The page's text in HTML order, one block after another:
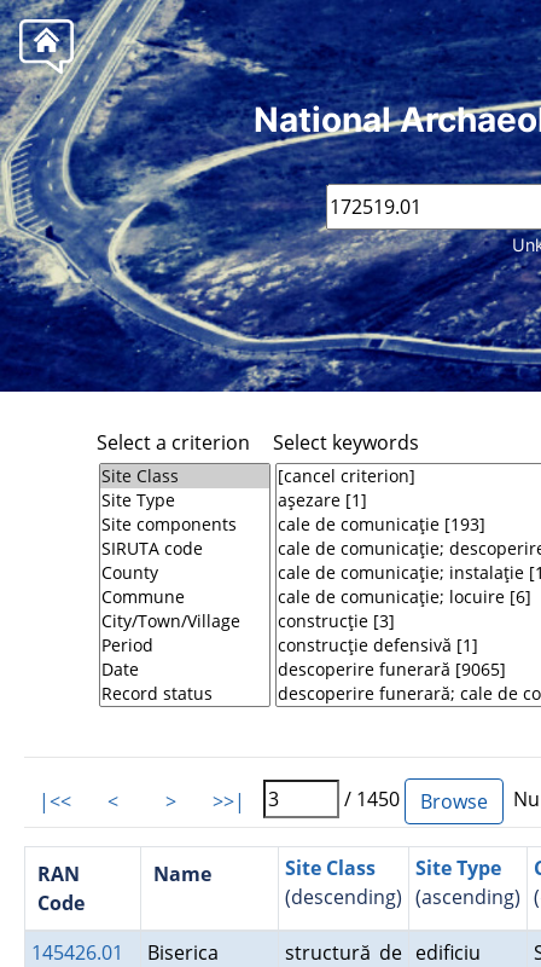
National
Select a criterion Select keywords
|<< < > >>| / 1450
RAN
Code
Name
Site Class
(descending)
Site Type
(ascending)
145426.01
Biserica
structură de edificiu